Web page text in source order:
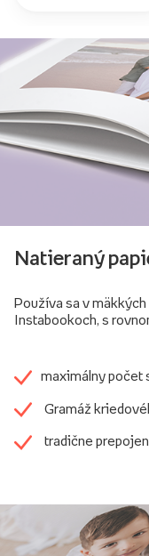
Natieraný
Používa sa v
Instabookoch, s
maximálny počet
Gramáž
tradične